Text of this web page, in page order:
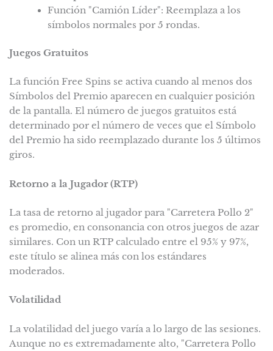
Función "Camión Líder": Reemplaza a los
símbolos normales por 5 rondas.
Juegos Gratuitos
La función Free Spins se activa cuando al menos dos
Símbolos del Premio aparecen en cualquier posición
de la pantalla. El número de juegos gratuitos está
determinado por el número de veces que el Símbolo
del Premio ha sido reemplazado durante los 5 últimos
giros.
Retorno a la Jugador (RTP)
La tasa de retorno al jugador para "Carretera Pollo 2"
es promedio, en consonancia con otros juegos de azar
similares. Con un RTP calculado entre el 95% y 97%,
este título se alinea más con los estándares
moderados.
Volatilidad
La volatilidad del juego varía a lo largo de las sesiones.
Aunque no es extremadamente alto, "Carretera Pollo